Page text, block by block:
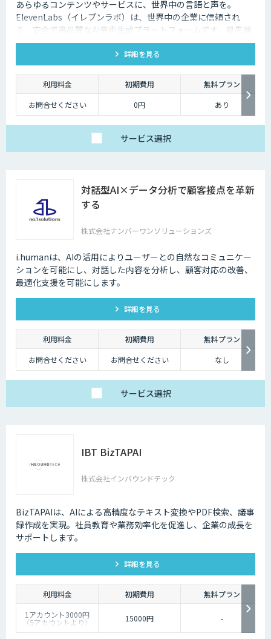
あらゆるコンテンツやサービスに、世界中の言語と声を。
ElevenLabs（イレブンラボ）は、世界中の企業に信頼され
る、安全で高品質なAI音声生成プラットフォームです。最先端
の技術で自然な音声を生成し、多言語対応やボイスクローニン
グ機能も、悪用を防ぐ倫理的ガードレールの中で提供します。
詳細を見る
利用料金 初期費用
無料プラン
お問合せください
0円 あり
サービス選択
対話型AI×データ分析で顧客接点を革新
する
株式会社ナンバーワンソリューションズ
i.humanは、AIの活用によりユーザーとの自然なコミュニケー
ションを可能にし、対話した内容を分析し、顧客対応の改善、
最適化支援を可能にします。
詳細を見る
利用料金 初期費用
無料プラン
お問合せください
お問合せください なし
サービス選択
IBT BizTAPAI
株式会社インバウンドテック
BizTAPAIは、AIによる高精度なテキスト変換やPDF検索、議事
録作成を実現。社員教育や業務効率化を促進し、企業の成長を
サポートします。
詳細を見る
利用料金 初期費用
無料プラン
1アカウント3000円
（5アカウントより） 15000円 -